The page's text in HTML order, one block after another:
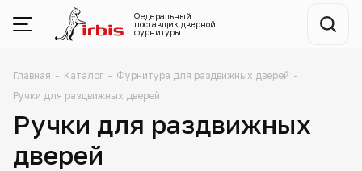
Федеральный
поставщик дверной
фурнитуры
Главная - Каталог - Фурнитура для раздвижных дверей -
Ручки для раздвижных дверей
Ручки для раздвижных
дверей